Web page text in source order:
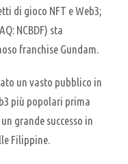
di gioco NFT e Web3;
NCBDF) sta
franchise Gundam.
un vasto pubblico in
più popolari prima
grande successo in
Filippine.